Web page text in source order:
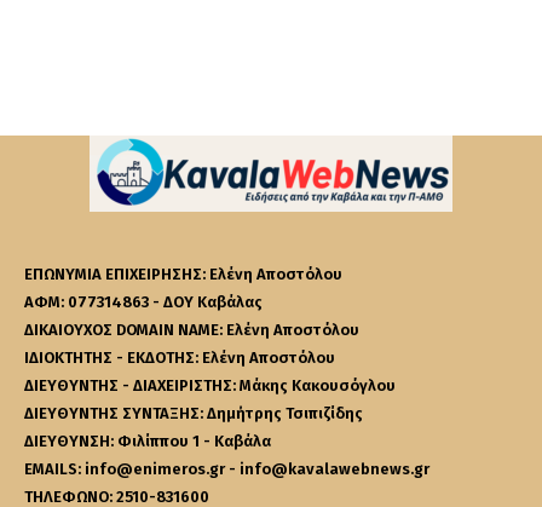
ΕΠΩΝΥΜΙΑ ΕΠΙΧΕΙΡΗΣΗΣ: Ελένη Αποστόλου
ΑΦΜ: 077314863 - ΔΟΥ Καβάλας
ΔΙΚΑΙΟΥΧΟΣ DOMAIN NAME: Ελένη Αποστόλου
ΙΔΙΟΚΤΗΤΗΣ - ΕΚΔΟΤΗΣ: Ελένη Αποστόλου
ΔΙΕΥΘΥΝΤΗΣ - ΔΙΑΧΕΙΡΙΣΤΗΣ: Μάκης Κακουσόγλου
ΔΙΕΥΘΥΝΤΗΣ ΣΥΝΤΑΞΗΣ: Δημήτρης Τσιπιζίδης
ΔΙΕΥΘΥΝΣΗ: Φιλίππου 1 - Καβάλα
EMAILS: info@enimeros.gr - info@kavalawebnews.gr
ΤΗΛΕΦΩΝΟ: 2510-831600